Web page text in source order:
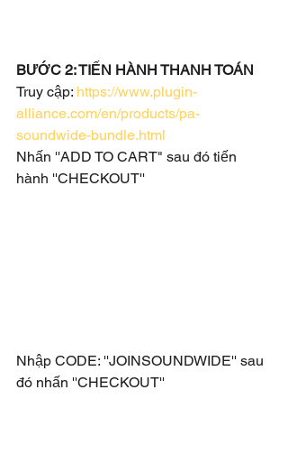
BƯỚC 2: TIẾN HÀNH THANH TOÁN
Truy cập: https://www.plugin-
alliance.com/en/products/pa-
soundwide-bundle.html
Nhấn ''ADD TO CART" sau đó tiến
hành ''CHECKOUT''
Nhập CODE: ''JOINSOUNDWIDE'' sau
đó nhấn ''CHECKOUT''